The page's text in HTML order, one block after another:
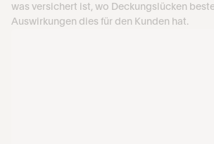
was versichert ist, wo Deckungslücken
Auswirkungen dies für den Kunden hat.